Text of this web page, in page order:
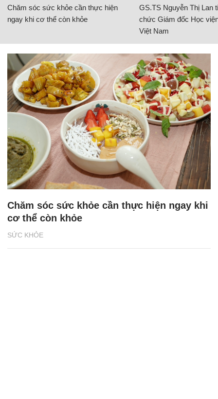
Chăm sóc sức khỏe cần thực hiện
ngay khi cơ thể còn khỏe
GS.TS Nguyễn Thị Lan
chức Giám đốc Học
Việt Nam
SỨC KHỎE
Chăm sóc sức khỏe cần thực hiện ngay khi
cơ thể còn khỏe